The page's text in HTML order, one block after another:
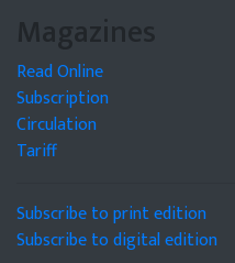
Magazines
Read Online
Subscription
Circulation
Tariff
Subscribe to print edition
Subscribe to digital edition